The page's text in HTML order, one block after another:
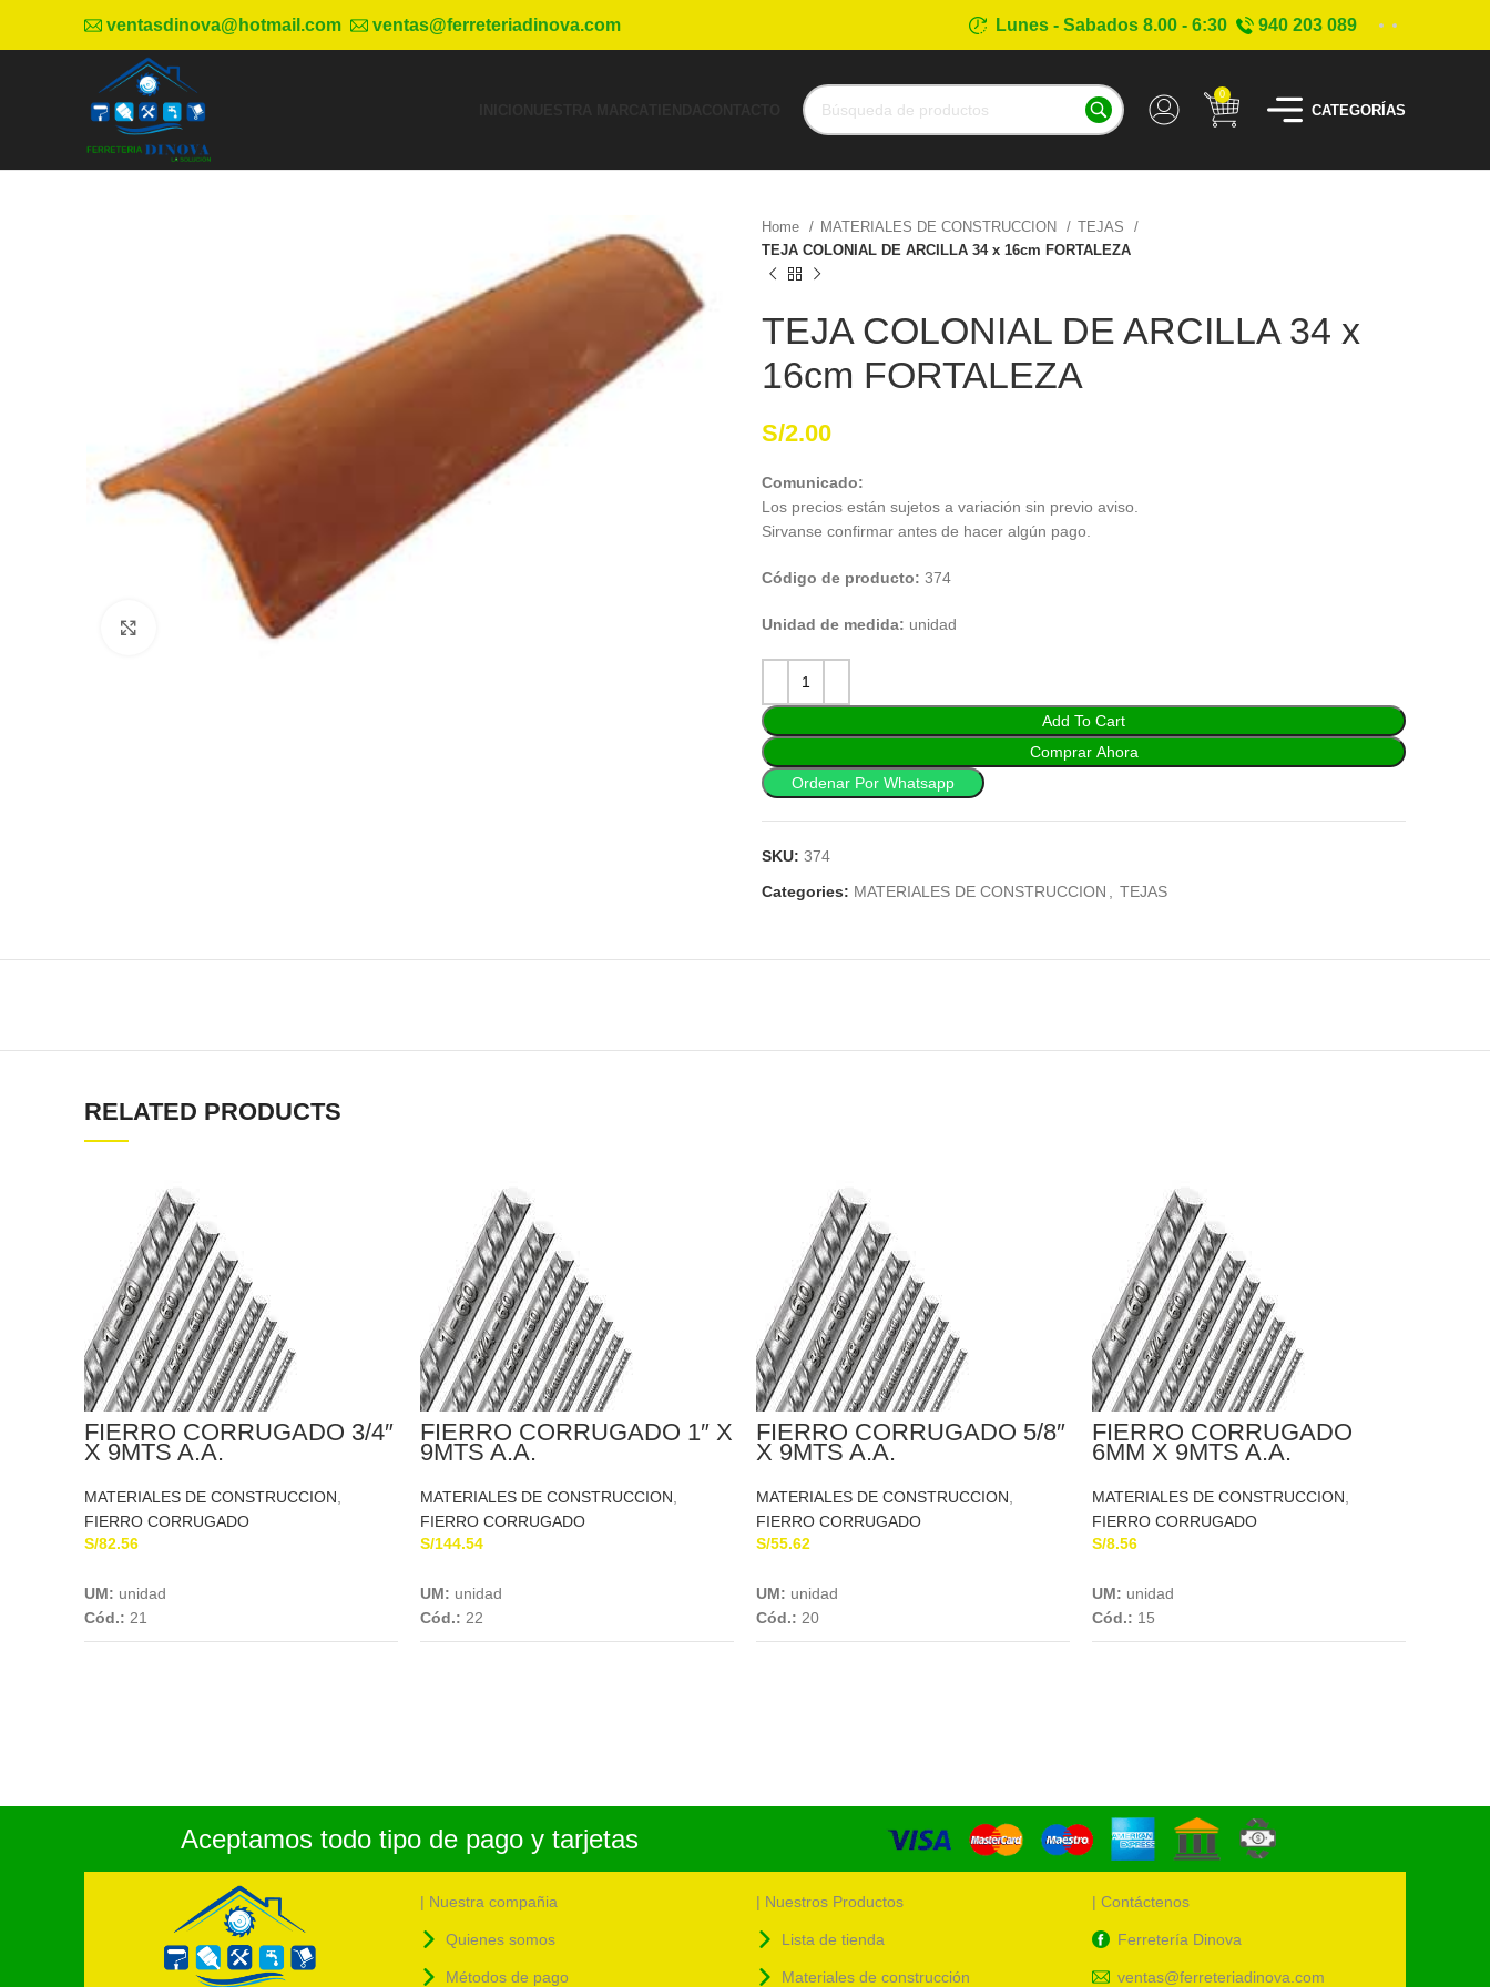
ventasdinova@hotmail.com ventas@ferreteriadinova.com Lunes - Sabados 8.00 - 6:30 940 203 089
0
CATEGORÍAS
Haga Click para agrandar
Home MATERIALES DE CONSTRUCCION
TEJAS
TEJA COLONIAL DE ARCILLA 34 x 16cm FORTALEZA
TEJA COLONIAL DE ARCILLA 34 x
16cm FORTALEZA
S/2.00
Comunicado:
Los precios están sujetos a variación sin previo aviso.
Sirvanse confirmar antes de hacer algún pago.
Código de producto: 374
Unidad de medida: unidad
Add To Cart
Comprar Ahora
Ordenar Por Whatsapp
SKU: 374
Categories: MATERIALES DE CONSTRUCCION TEJAS
RELATED PRODUCTS
FIERRO CORRUGADO 3/4″
X 9MTS A.A.
MATERIALES DE CONSTRUCCION
FIERRO CORRUGADO
S/82.56
UM: unidad
Cód.: 21
FIERRO CORRUGADO 1″ X
9MTS A.A.
MATERIALES DE CONSTRUCCION
FIERRO CORRUGADO
S/144.54
UM: unidad
Cód.: 22
FIERRO CORRUGADO 5/8″
X 9MTS A.A.
MATERIALES DE CONSTRUCCION
FIERRO CORRUGADO
S/55.62
UM: unidad
Cód.: 20
FIERRO CORRUGADO
6MM X 9MTS A.A.
MATERIALES DE CONSTRUCCION
FIERRO CORRUGADO
S/8.56
UM: unidad
Cód.: 15
Aceptamos todo tipo de pago y tarjetas
| Nuestra compañia
Quienes somos
Métodos de pago
| Nuestros Productos
Lista de tienda
Materiales de construcción
| Contáctenos
Ferretería Dinova
ventas@ferreteriadinova.com